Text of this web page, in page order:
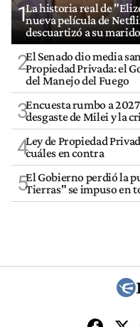
1La historia real de
nueva película de
descuartizó a su marido
2El Senado dio media
Propiedad Privada: el
del Manejo del Fuego
3Encuesta rumbo a
desgaste de Milei y la
4Ley de Propiedad
cuáles en contra
5El Gobierno perdió la
Tierras" se impuso en